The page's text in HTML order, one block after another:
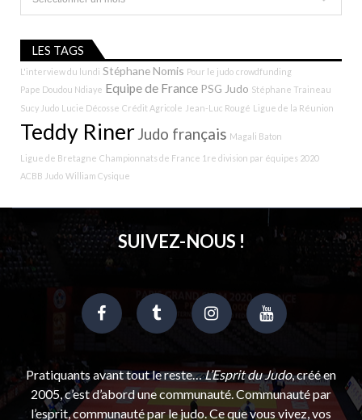
LES TAGS
L'interview du lundi Stéphane Nomis Pour le judo crowdfunding
Pape Doudou Ndiaye Equipe de France PSG Judo Stéphane Traineau
Sucy Judo Lucie Décosse Crédit Agricole Jean-Luc Rougé Ligue de la Réunion
Teddy RinerJudo français Magali Baton
Ligue de Bretagne Championnats de France 1re division par équipes 2020
ACBB Judo William Cysique
SUIVEZ-NOUS !
Pratiquants avant tout le reste…L’Esprit du Judo, créé en
2005, c’est d’abord une communauté. Communauté par
l’esprit, communauté par le judo. Ce que vous vivez, vos